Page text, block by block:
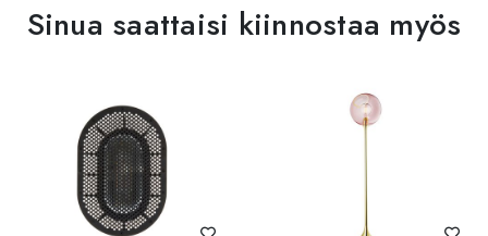
Sinua saattaisi kiinnostaa myös